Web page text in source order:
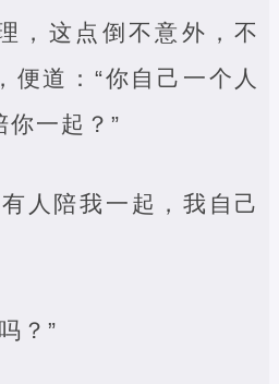
，这点倒不意外，不
便道：“你自己一个人
你一起？”
人陪我一起，我自己
？”